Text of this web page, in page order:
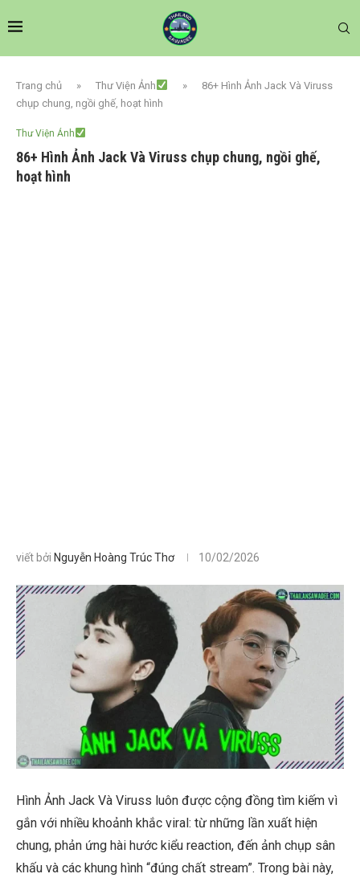
Trang chủ » Thư Viện Ảnh »
86+ Hình Ảnh Jack Và Viruss
chụp chung, ngồi ghế, hoạt hình
Thư Viện Ảnh
86+ Hình Ảnh Jack Và Viruss chụp chung, ngồi ghế,
hoạt hình
viết bởi Nguyễn Hoàng Trúc Thơ 10/02/2026
Hình Ảnh Jack Và Viruss luôn được cộng đồng tìm kiếm vì
gắn với nhiều khoảnh khắc viral: từ những lần xuất hiện
chung, phản ứng hài hước kiểu reaction, đến ảnh chụp sân
khấu và các khung hình “đúng chất stream”. Trong bài này,